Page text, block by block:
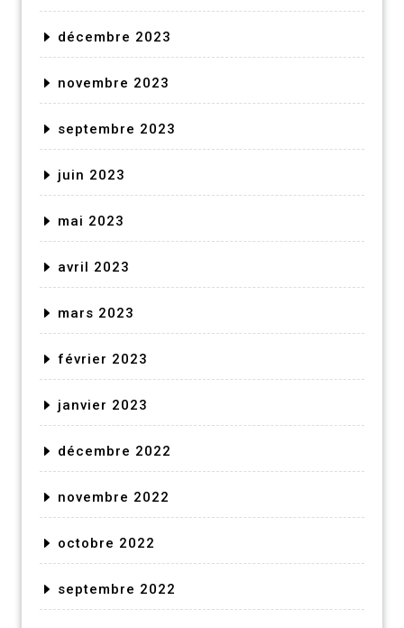
décembre 2023
novembre 2023
septembre 2023
juin 2023
mai 2023
avril 2023
mars 2023
février 2023
janvier 2023
décembre 2022
novembre 2022
octobre 2022
septembre 2022